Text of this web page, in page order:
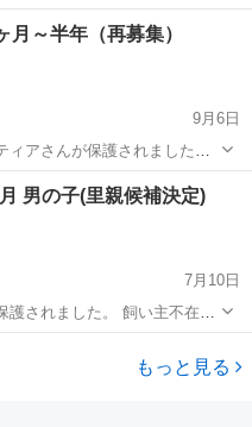
ワクチン
～半年（再募集）
9月6日
ィアさんが保護されました。
み 夜はケージで寝ているそう
猫 ワクチン
男の子(里親候補決定)
7月10日
た。 飼い主不在確
もっと見る